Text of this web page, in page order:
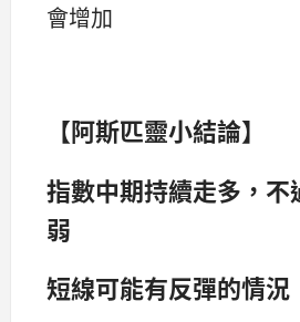
會增加
【阿斯匹靈小結論】
指數中期持續走多，不
弱
短線可能有反彈的情況